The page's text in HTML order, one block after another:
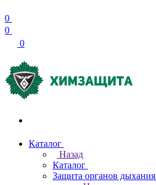
0
0
0
Каталог
Назад
Каталог
Защита органов дыхания